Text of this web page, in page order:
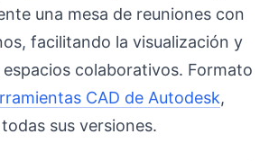
una mesa de reuniones con
facilitando la visualización y
colaborativos. Formato
CAD de Autodesk,
sus versiones.